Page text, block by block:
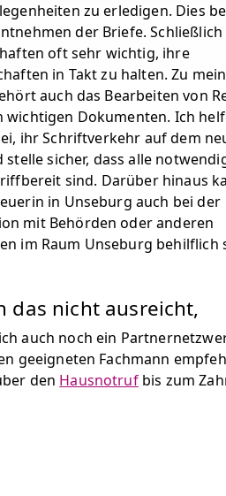
zu erledigen. Dies
der Briefe.
oft sehr wichtig, ihre
in Takt zu halten. Zu
auch das Bearbeiten von
wichtigen Dokumenten. Ich
ihr Schriftverkehr auf dem
stelle sicher, dass alle
sind. Darüber hinaus
in Unseburg auch bei der
mit Behörden oder anderen
im Raum Unseburg behilflich
das nicht ausreicht,
auch noch ein
geeigneten Fachmann
den Hausnotrufbis zum